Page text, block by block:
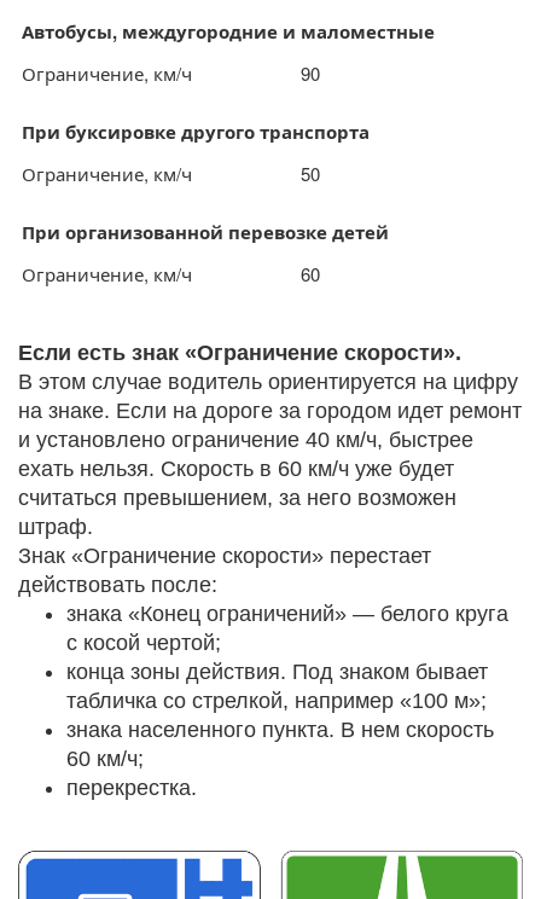
Автобусы, междугородние и маломестные
Ограничение, км/ч 90
При буксировке другого транспорта
Ограничение, км/ч 50
При организованной перевозке детей
Ограничение, км/ч 60
Если есть знак «Ограничение скорости».
В этом случае водитель ориентируется на цифру
на знаке. Если на дороге за городом идет ремонт
и установлено ограничение 40 км/ч, быстрее
ехать нельзя. Скорость в 60 км/ч уже будет
считаться превышением, за него возможен
штраф.
Знак «Ограничение скорости» перестает
действовать после:
знака «Конец ограничений» — белого круга
с косой чертой;
конца зоны действия. Под знаком бывает
табличка со стрелкой, например «100 м»;
знака населенного пункта. В нем скорость
60 км/ч;
перекрестка.